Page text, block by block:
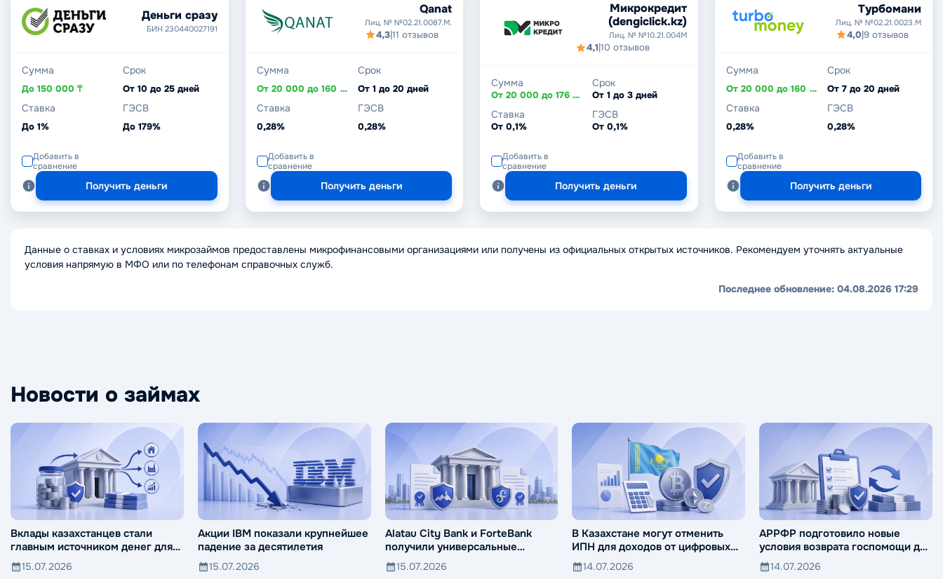
Деньги сразу
БИН 230440027191
Сумма
До 150 000 ₸
Срок
От 10 до 25 дней
Ставка
До 1%
ГЭСВ
До 179%
Добавить в
сравнение
Получить деньги
Qanat
Лиц. № №02.21.0087.М.
4,3|11 отзывов
Сумма
От 20 000 до 160 500 ₸
Срок
От 1 до 20 дней
Ставка
0,28%
ГЭСВ
0,28%
Добавить в
сравнение
Получить деньги
Микрокредит
(dengiclick.kz)
Лиц. № №10.21.004М
4,1|10 отзывов
Сумма
От 20 000 до 176 000 ₸
Срок
От 1 до 3 дней
Ставка
От 0,1%
ГЭСВ
От 0,1%
Добавить в
сравнение
Получить деньги
Турбомани
Лиц. № №02.21.0023.M
4,0|9 отзывов
Сумма
От 20 000 до 160 500 ₸
Срок
От 7 до 20 дней
Ставка
0,28%
ГЭСВ
0,28%
Добавить в
сравнение
Получить деньги
Данные о ставках и условиях микрозаймов предоставлены микрофинансовыми организациями или получены из официальных открытых источников. Рекомендуем уточнять актуальные
условия напрямую в МФО или по телефонам справочных служб.
Последнее обновление: 04.08.2026 17:29
Новости о займах
Вклады казахстанцев стали
главным источником денег для
банков
15.07.2026
Акции IBM показали крупнейшее
падение за десятилетия
15.07.2026
Alatau City Bank и ForteBank
получили универсальные
лицензии
15.07.2026
В Казахстане могут отменить
ИПН для доходов от цифровых
активов
14.07.2026
АРРФР подготовило новые
условия возврата госпомощи для
банков
14.07.2026